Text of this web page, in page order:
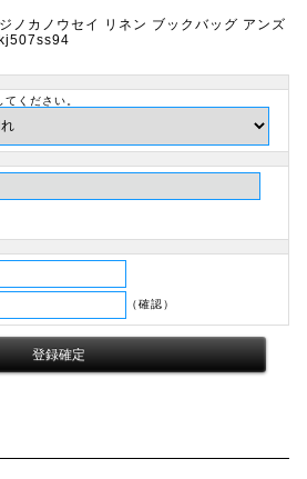
ノカノウセイ リネン ブックバッグ アンズ
ください。
（確認）